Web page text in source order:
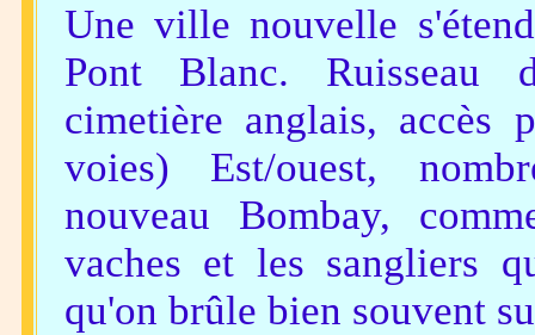
Une ville nouvelle
Pont Blanc. Ruisseau
cimetière anglais, accès
voies) Est/ouest,
nouveau Bombay,
vaches et les sangliers
qu'on brûle bien souvent